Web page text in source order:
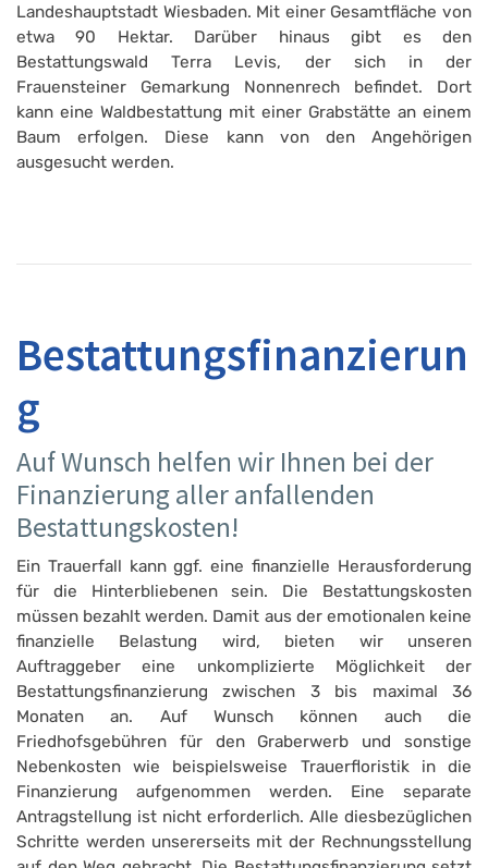
Landeshauptstadt Wiesbaden. Mit einer Gesamtfläche von
etwa 90 Hektar. Darüber hinaus gibt es den
Bestattungswald Terra Levis, der sich in der
Frauensteiner Gemarkung Nonnenrech befindet. Dort
kann eine Waldbestattung mit einer Grabstätte an einem
Baum erfolgen. Diese kann von den Angehörigen
ausgesucht werden.
Bestattungsfinanzierun
g
Auf Wunsch helfen wir Ihnen bei der
Finanzierung aller anfallenden
Bestattungskosten!
Ein Trauerfall kann ggf. eine finanzielle Herausforderung
für die Hinterbliebenen sein. Die Bestattungskosten
müssen bezahlt werden. Damit aus der emotionalen keine
finanzielle Belastung wird, bieten wir unseren
Auftraggeber eine unkomplizierte Möglichkeit der
Bestattungsfinanzierung zwischen 3 bis maximal 36
Monaten an. Auf Wunsch können auch die
Friedhofsgebühren für den Graberwerb und sonstige
Nebenkosten wie beispielsweise Trauerfloristik in die
Finanzierung aufgenommen werden. Eine separate
Antragstellung ist nicht erforderlich. Alle diesbezüglichen
Schritte werden unsererseits mit der Rechnungsstellung